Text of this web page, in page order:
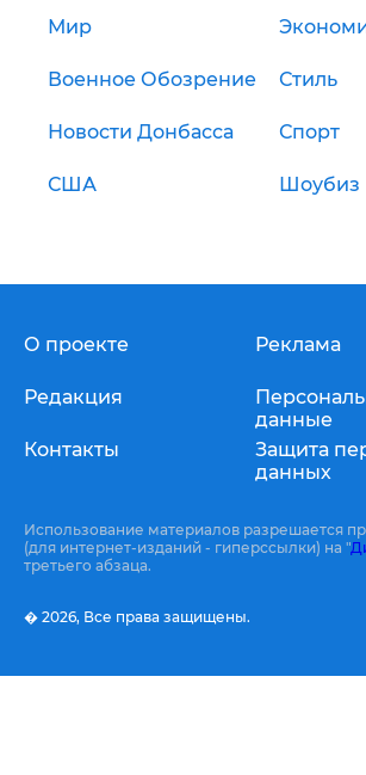
Мир
Военное Обозрение Стиль
Новости Донбасса Спорт
США Шоубиз
О проекте
Редакция
Контакты
Реклама
данные
Защита
данных
Использование материалов разрешается
(для интернет-изданий - гиперссылки) на "
третьего абзаца.
� 2026, Все права защищены.